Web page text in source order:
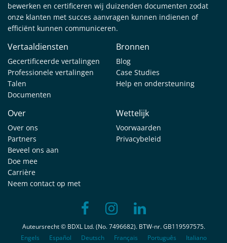
bewerken en certificeren wij duizenden documenten zodat
onze klanten met succes aanvragen kunnen indienen of
efficiënt kunnen communiceren.
Vertaaldiensten
Gecertificeerde vertalingen
Professionele vertalingen
Talen
Documenten
Bronnen
Blog
Case Studies
Help en ondersteuning
Over
Over ons
Partners
Beveel ons aan
Doe mee
Carrière
Neem contact op met
Wettelijk
Voorwaarden
Privacybeleid
Auteursrecht © BDXL Ltd. (No. 7496682). BTW-nr. GB119597575.
Engels
Español Deutsch Français Português
Italiano